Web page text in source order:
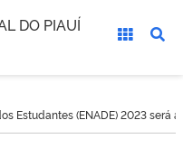
DO PIAUÍ
Estudantes (ENADE) 2023 será